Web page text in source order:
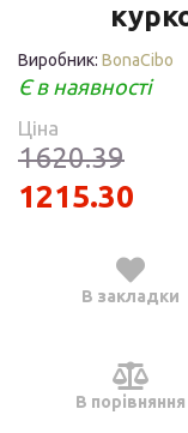
Виробник: BonaCibo
Є в наявності
Ціна
1620.39
1215.30
В закладки
В порівняння